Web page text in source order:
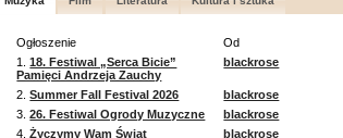
Ogłoszenie
Od
1.18. Festiwal „Serca Bicie”
Pamięci Andrzeja Zauchy
blackrose
2.Summer Fall Festival 2026
blackrose
3.26. Festiwal Ogrody Muzyczne
blackrose
4.Życzymy Wam Świąt
blackrose